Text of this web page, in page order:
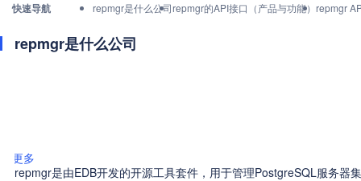
快速导航 repmgr是什么公司repmgr的API接口（产品与功能） repmgr
repmgr是什么公司
更多
repmgr是由EDB开发的开源工具套件，用于管理PostgreSQL服务器